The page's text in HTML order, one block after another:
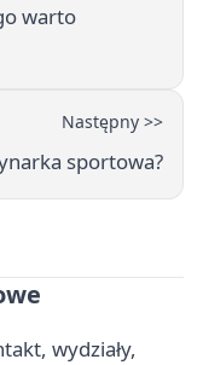
warto
Następny >>
sportowa?
wydziały,